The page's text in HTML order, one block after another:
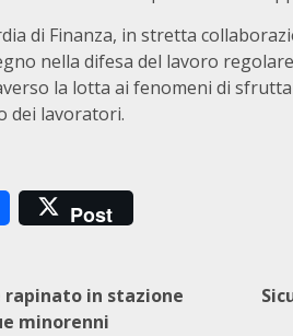
di Finanza, in stretta
nella difesa del lavoro
la lotta ai fenomeni di
dei lavoratori.
Post
in stazione
minorenni